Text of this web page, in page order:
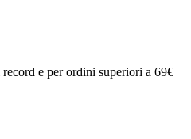
e per ordini superiori a 69€